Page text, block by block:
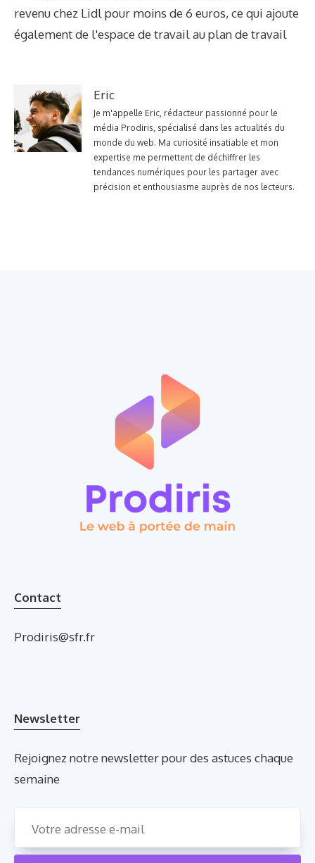
revenu chez Lidl pour moins de 6 euros, ce qui ajoute
également de l'espace de travail au plan de travail
Eric
Je m'appelle Eric, rédacteur passionné pour le
média Prodiris, spécialisé dans les actualités du
monde du web. Ma curiosité insatiable et mon
expertise me permettent de déchiffrer les
tendances numériques pour les partager avec
précision et enthousiasme auprès de nos lecteurs.
Contact
Prodiris@sfr.fr
Newsletter
Rejoignez notre newsletter pour des astuces chaque
semaine